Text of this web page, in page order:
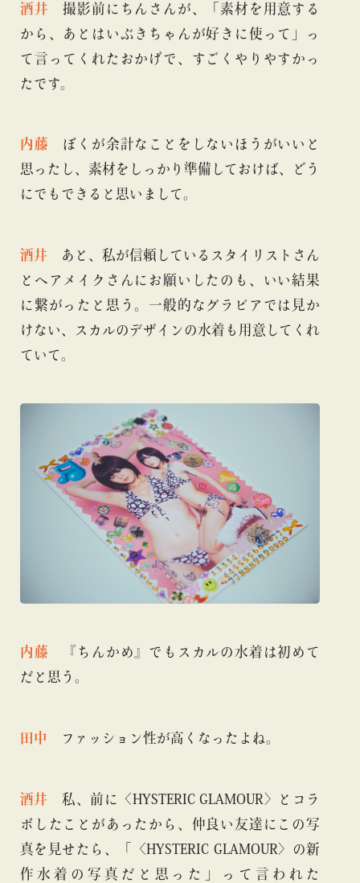
酒井 撮影前にちんさんが、「素材を用意する
から、あとはいぶきちゃんが好きに使って」っ
て言ってくれたおかげで、すごくやりやすかっ
たです。
内藤 ぼくが余計なことをしないほうがいいと
思ったし、素材をしっかり準備しておけば、どう
にでもできると思いまして。
酒井 あと、私が信頼しているスタイリストさん
とヘアメイクさんにお願いしたのも、いい結果
に繋がったと思う。一般的なグラビアでは見か
けない、スカルのデザインの水着も用意してくれ
ていて。
内藤 『ちんかめ』でもスカルの水着は初めて
だと思う。
田中 ファッション性が高くなったよね。
酒井
私、前に〈HYSTERIC GLAMOUR〉とコラ
ボしたことがあったから、仲良い友達にこの写
真を見せたら、「〈HYSTERIC GLAMOUR〉の新
作水着の写真だと思った」って言われた